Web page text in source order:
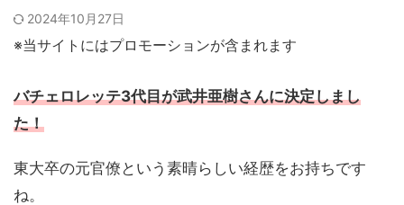
2024年10月27日
※当サイトにはプロモーションが含まれます
バチェロレッテ3代目が武井亜樹さんに決定しまし
た！
東大卒の元官僚という素晴らしい経歴をお持ちです
ね。